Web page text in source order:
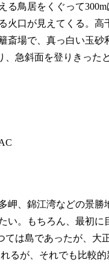
鳥居をくぐって
火口が見えてくる。
斎場で、真っ白い玉砂
急斜面を登りきっ
、錦江湾などの景勝
い。もちろん、最初
ては島であったが、
るが、それでも比較的